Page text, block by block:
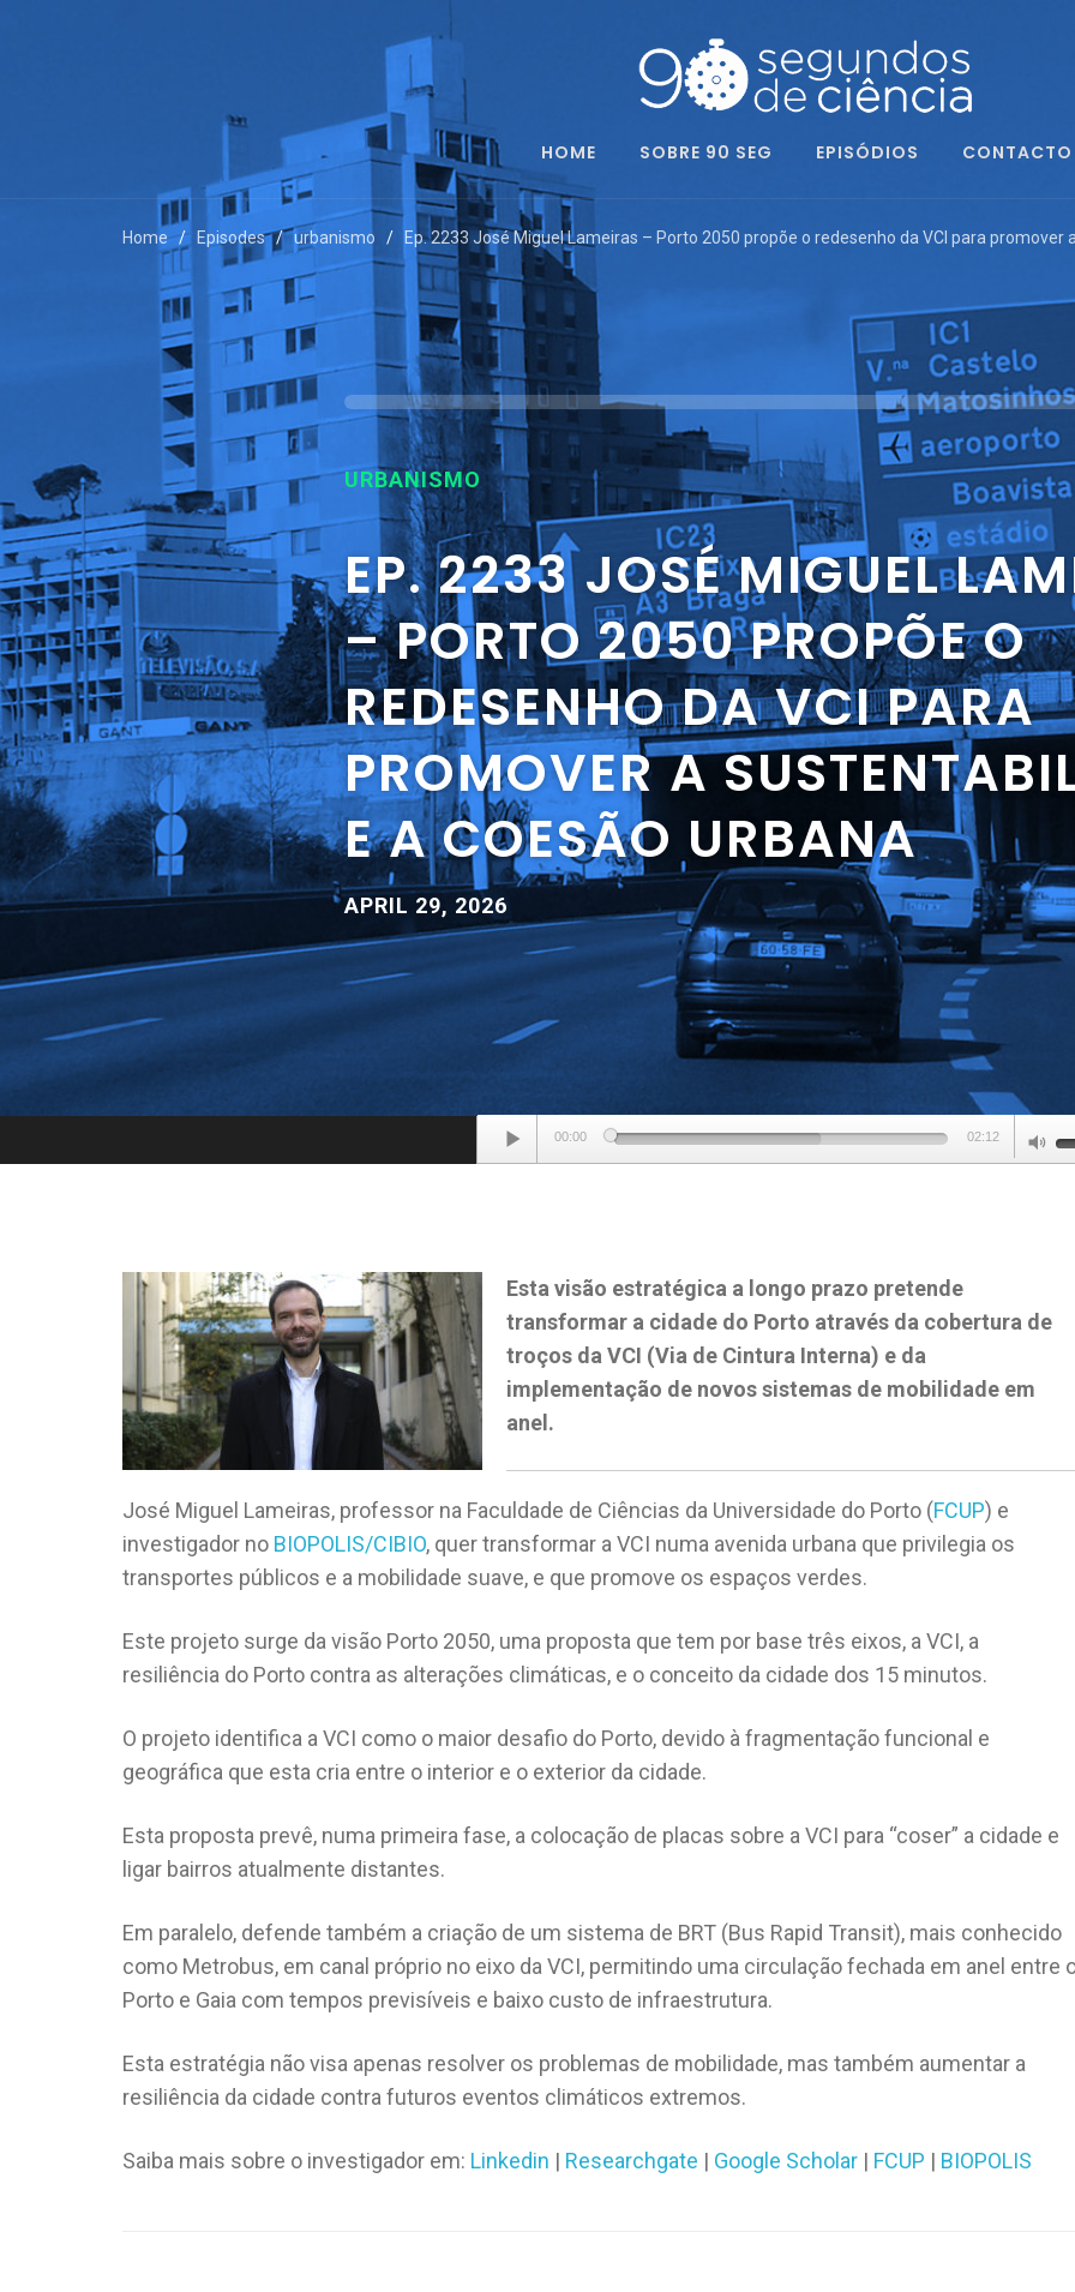
HOME SOBRE 90 SEG EPISÓDIOS CONTACTO
Home Episodes urbanismo Ep. 2233 José Miguel Lameiras – Porto 2050 propõe o redesenho da VCI para
URBANISMO
EP. 2233 JOSÉ MIGUEL
– PORTO 2050 PROPÕE O
REDESENHO DA VCI PARA
PROMOVER A
E A COESÃO URBANA
APRIL 29, 2026
Audio
Player
00:00 02:12
Esta visão estratégica a longo prazo pretende
transformar a cidade do Porto através da cobertura de
troços da VCI (Via de Cintura Interna) e da
implementação de novos sistemas de mobilidade em
anel.
José Miguel Lameiras, professor na Faculdade de Ciências da Universidade do Porto (FCUP) e
investigador no BIOPOLIS/CIBIO, quer transformar a VCI numa avenida urbana que privilegia os
transportes públicos e a mobilidade suave, e que promove os espaços verdes.
Este projeto surge da visão Porto 2050, uma proposta que tem por base três eixos, a VCI, a
resiliência do Porto contra as alterações climáticas, e o conceito da cidade dos 15 minutos.
O projeto identifica a VCI como o maior desafio do Porto, devido à fragmentação funcional e
geográfica que esta cria entre o interior e o exterior da cidade.
Esta proposta prevê, numa primeira fase, a colocação de placas sobre a VCI para “coser” a cidade e
ligar bairros atualmente distantes.
Em paralelo, defende também a criação de um sistema de BRT (Bus Rapid Transit), mais conhecido
como Metrobus, em canal próprio no eixo da VCI, permitindo uma circulação fechada em anel entre
Porto e Gaia com tempos previsíveis e baixo custo de infraestrutura.
Esta estratégia não visa apenas resolver os problemas de mobilidade, mas também aumentar a
resiliência da cidade contra futuros eventos climáticos extremos.
Saiba mais sobre o investigador em: Linkedin | Researchgate | Google Scholar | FCUP | BIOPOLIS